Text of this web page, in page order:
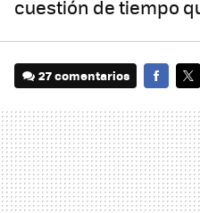
cuestión de tiempo
27 comentarios